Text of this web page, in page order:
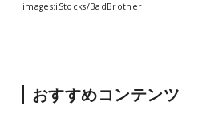
images:iStocks/BadBrother
おすすめコンテンツ